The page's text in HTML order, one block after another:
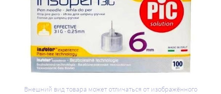
Внешний вид товара может отличаться от изображённого